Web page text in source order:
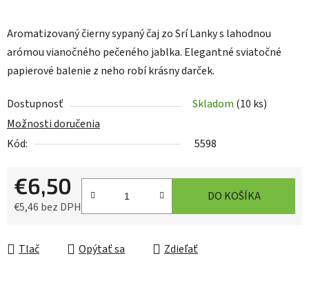
Aromatizovaný čierny sypaný čaj zo Srí Lanky s lahodnou
arómou vianočného pečeného jablka. Elegantné sviatočné
papierové balenie z neho robí krásny darček.
Dostupnosť Skladom (10 ks)
Možnosti doručenia
Kód:
5598
€6,50
€5,46 bez DPH
DO KOŠÍKA
Tlač Opýtať sa Zdieľať